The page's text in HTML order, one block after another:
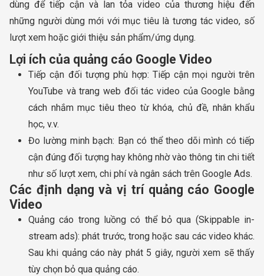
dùng để tiếp cận và lan tỏa video của thương hiệu đến
những người dùng mới với mục tiêu là tương tác video, số
lượt xem hoặc giới thiệu sản phẩm/ứng dụng.
Lợi ích của quảng cáo Google Video
Tiếp cận đối tượng phù hợp: Tiếp cận mọi người trên
YouTube và trang web đối tác video của Google bằng
cách nhắm mục tiêu theo từ khóa, chủ đề, nhân khẩu
học, v.v.
Đo lường minh bạch: Bạn có thể theo dõi mình có tiếp
cận đúng đối tượng hay không nhờ vào thông tin chi tiết
như số lượt xem, chi phí và ngân sách trên Google Ads.
Các định dạng và vị trí quảng cáo Google
Video
Quảng cáo trong luồng có thể bỏ qua (Skippable in-
stream ads): phát trước, trong hoặc sau các video khác.
Sau khi quảng cáo này phát 5 giây, người xem sẽ thấy
tùy chọn bỏ qua quảng cáo.